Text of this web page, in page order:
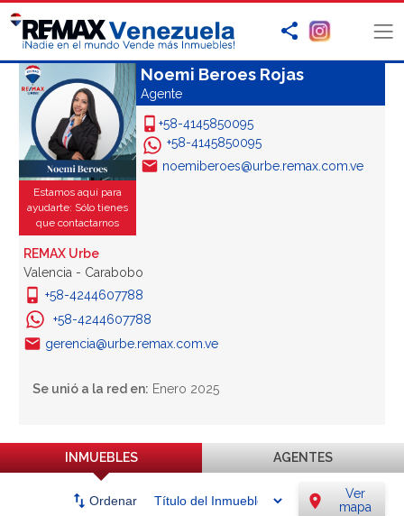
Estamos aquí para
ayudarte: Sólo tienes
que contactarnos
Noemi Beroes Rojas
Agente
+58-4145850095
+58-4145850095
noemiberoes@urbe.remax.com.ve
REMAX Urbe
Valencia - Carabobo
+58-4244607788
+58-4244607788
gerencia@urbe.remax.com.ve
Se unió a la red en: Enero 2025
INMUEBLES AGENTES
swap_vert Ordenar location_on
Ver
mapa